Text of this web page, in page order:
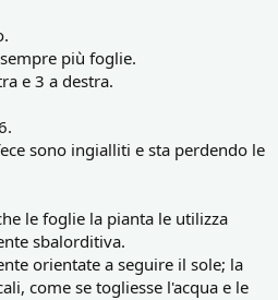
più foglie.
e 3 a destra.
sono ingialliti e sta perdendo le
le foglie la pianta le utilizza
sbalorditiva.
orientate a seguire il sole; la
come se togliesse l'acqua e le